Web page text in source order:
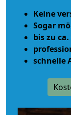
Keine
Sogar
bis zu
schnelle